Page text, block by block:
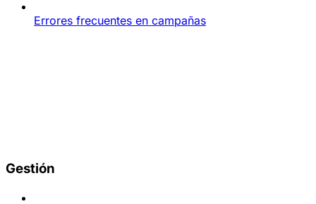
Errores frecuentes en campañas
Gestión